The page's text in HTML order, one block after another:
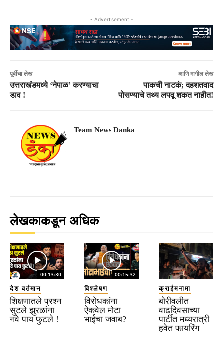
- Advertisement -
पूर्वीचा लेख
उत्तराखंडमध्ये ‘नेपाळ’ करण्याचा
डाव !
आणि मागील लेख
पाकची नाटकं; दहशतवाद
पोसण्याचे तथ्य लपवू शकत नाहीत!
Team News Danka
लेखकाकडून अधिक
00:13:30
देश वर्तमान
शिक्षणातले प्रश्न
सुटले झुरळांना
नवे पाय फुटले !
00:15:32
विश्लेषण
विरोधकांना
ऐकवेल मोटा
भाईचा जवाब?
क्राईमनामा
बोरीवलीत
वाढदिवसाच्या
पार्टीत मध्यरात्री
हवेत फायरिंग